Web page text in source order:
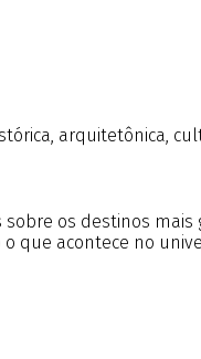
arquitetônica,
os destinos
que acontece no